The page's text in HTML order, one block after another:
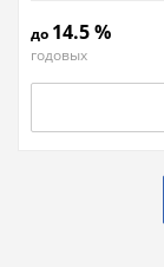
до 14.5 %
годовых